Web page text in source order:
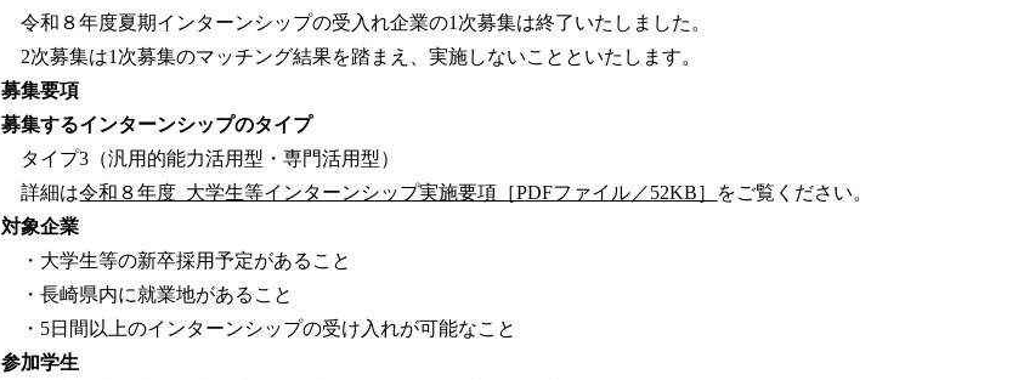
令和８年度夏期インターンシップの受入れ企業の1次募集は終了いたしました。
2次募集は1次募集のマッチング結果を踏まえ、実施しないことといたします。
募集要項
募集するインターンシップのタイプ
タイプ3（汎用的能力活用型・専門活用型）
詳細は令和８年度_大学生等インターンシップ実施要項［PDFファイル／52KB］ をご覧ください。
対象企業
・大学生等の新卒採用予定があること
・長崎県内に就業地があること
・5日間以上のインターンシップの受け入れが可能なこと
参加学生